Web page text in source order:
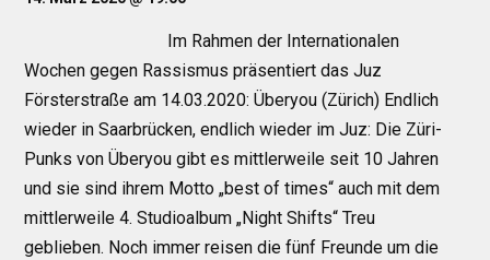
Im Rahmen der Internationalen
Wochen gegen Rassismus präsentiert das Juz
Försterstraße am 14.03.2020: Überyou (Zürich) Endlich
wieder in Saarbrücken, endlich wieder im Juz: Die Züri-
Punks von Überyou gibt es mittlerweile seit 10 Jahren
und sie sind ihrem Motto „best of times“ auch mit dem
mittlerweile 4. Studioalbum „Night Shifts“ Treu
geblieben. Noch immer reisen die fünf Freunde um die